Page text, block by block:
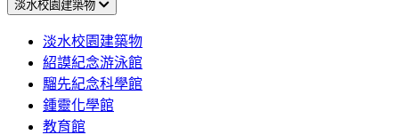
淡水校園建築物
淡水校園建築物
紹謨紀念游泳館
騮先紀念科學館
鍾靈化學館
教育館